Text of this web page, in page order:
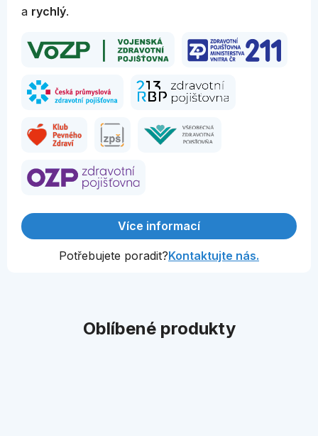
a rychlý.
Více informací
Potřebujete poradit?Kontaktujte nás.
Oblíbené produkty